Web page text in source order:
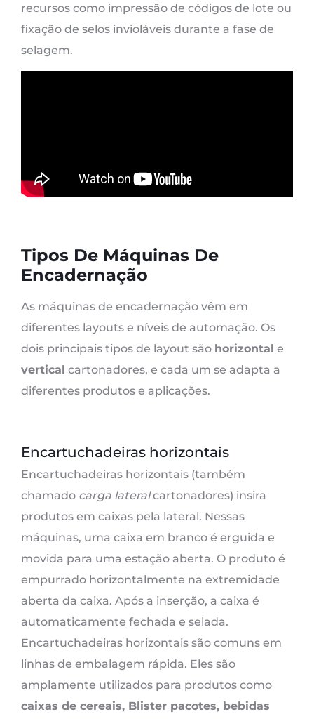
recursos como impressão de códigos de lote ou
fixação de selos invioláveis ​​durante a fase de
selagem.
Tipos De Máquinas De
Encadernação
As máquinas de encadernação vêm em
diferentes layouts e níveis de automação. Os
dois principais tipos de layout são horizontal e
vertical cartonadores, e cada um se adapta a
diferentes produtos e aplicações.
Encartuchadeiras horizontais
Encartuchadeiras horizontais (também
chamado carga lateralcartonadores) insira
produtos em caixas pela lateral. Nessas
máquinas, uma caixa em branco é erguida e
movida para uma estação aberta. O produto é
empurrado horizontalmente na extremidade
aberta da caixa. Após a inserção, a caixa é
automaticamente fechada e selada.
Encartuchadeiras horizontais são comuns em
linhas de embalagem rápida. Eles são
amplamente utilizados para produtos como
caixas de cereais, Blister pacotes, bebidas